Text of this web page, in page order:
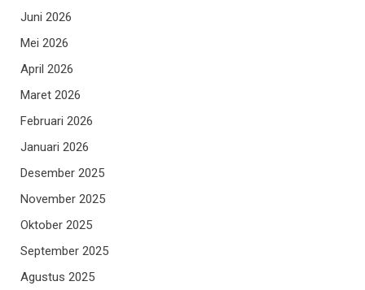
Juni 2026
Mei 2026
April 2026
Maret 2026
Februari 2026
Januari 2026
Desember 2025
November 2025
Oktober 2025
September 2025
Agustus 2025